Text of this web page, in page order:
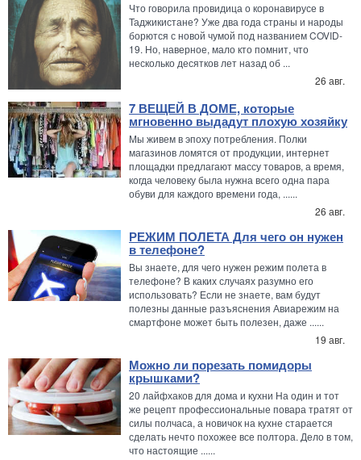
Что говорила провидица о коронавирусе в
Таджикистане? Уже два года страны и народы
борются с новой чумой под названием COVID-
19. Но, наверное, мало кто помнит, что
несколько десятков лет назад об ...
26 авг.
7 ВЕЩЕЙ В ДОМЕ, которые
мгновенно выдадут плохую хозяйку
Мы живем в эпоху потребления. Полки
магазинов ломятся от продукции, интернет
площадки предлагают массу товаров, а время,
когда человеку была нужна всего одна пара
обуви для каждого времени года, ......
26 авг.
РЕЖИМ ПОЛЕТА Для чего он нужен
в телефоне?
Вы знаете, для чего нужен режим полета в
телефоне? В каких случаях разумно его
использовать? Если не знаете, вам будут
полезны данные разъяснения Авиарежим на
смартфоне может быть полезен, даже ......
19 авг.
Можно ли порезать помидоры
крышками?
20 лайфхаков для дома и кухни На один и тот
же рецепт профессиональные повара тратят от
силы полчаса, а новичок на кухне старается
сделать нечто похожее все полтора. Дело в том,
что настоящие ......